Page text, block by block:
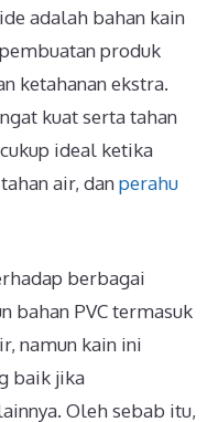
adalah bahan kain
produk
ketahanan ekstra.
kuat serta tahan
ideal ketika
air, danperahu
berbagai
bahan PVC termasuk
namun kain ini
baik jika
Oleh sebab itu,